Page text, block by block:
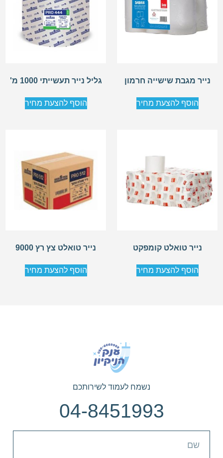
נייר מגבת שישייה חרמון
הוסף להצעת מחיר
גליל נייר תעשייתי 1000 מ'
הוסף להצעת מחיר
נייר טואלט קומפקט
הוסף להצעת מחיר
נייר טואלט צץ רץ 9000
הוסף להצעת מחיר
נשמח לעמוד לשירותכם
04-8451993